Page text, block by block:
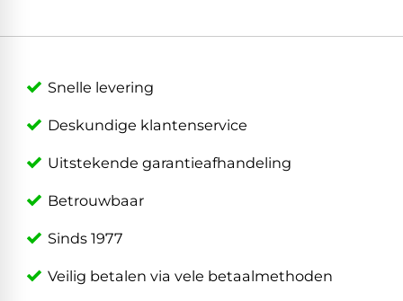
Snelle levering
Deskundige klantenservice
Uitstekende garantieafhandeling
Betrouwbaar
Sinds 1977
Veilig betalen via vele betaalmethoden